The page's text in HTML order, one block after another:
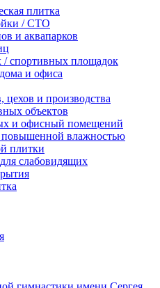
плитка
/ СТО
и аквапарков
/ спортивных площадок
и офиса
цехов и производства
объектов
и офисный помещений
повышенной влажностью
плитки
слабовидящих